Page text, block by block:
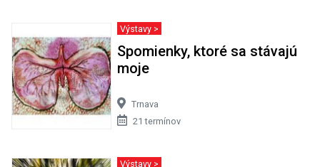
Výstavy >
Spomienky, ktoré sa stávajú
moje
Trnava
21 termínov
Výstavy >